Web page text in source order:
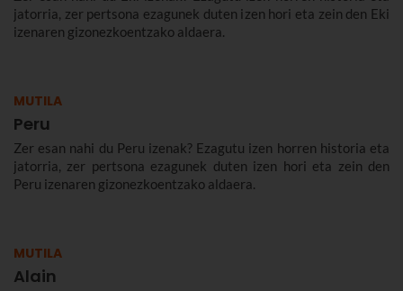
jatorria, zer pertsona ezagunek duten izen hori eta zein den Eki
izenaren gizonezkoentzako aldaera.
MUTILA
Peru
Zer esan nahi du Peru izenak? Ezagutu izen horren historia eta
jatorria, zer pertsona ezagunek duten izen hori eta zein den
Peru izenaren gizonezkoentzako aldaera.
MUTILA
Alain